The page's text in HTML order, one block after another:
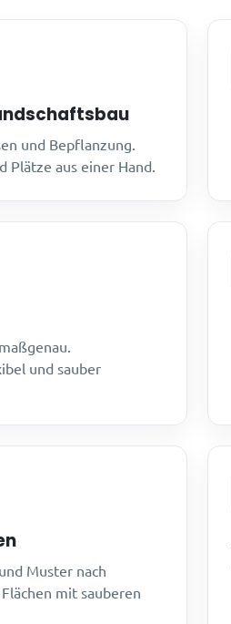
und Bepflanzung.
Plätze aus einer Hand.
und sauber
Muster nach
mit sauberen